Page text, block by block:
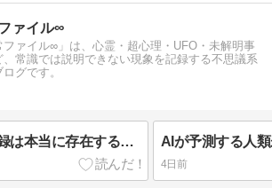
ァイル∞
ファイル∞」は、心霊・超心理・UFO・未解明事
、常識では説明できない現象を記録する不思議系
グです。
宇宙人との接触記録は本当に存在するのか AIが予測する人
4日前